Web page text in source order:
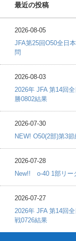
最近の投稿
2026-08-05
JFA第25回O50全日
問
2026-08-03
2026年 JFA 第14回
勝0802結果
2026-07-30
NEW! O50(2部)第3
2026-07-28
New!! o-40 1部リー
2026-07-27
2026年 JFA 第14回
戦0726結果